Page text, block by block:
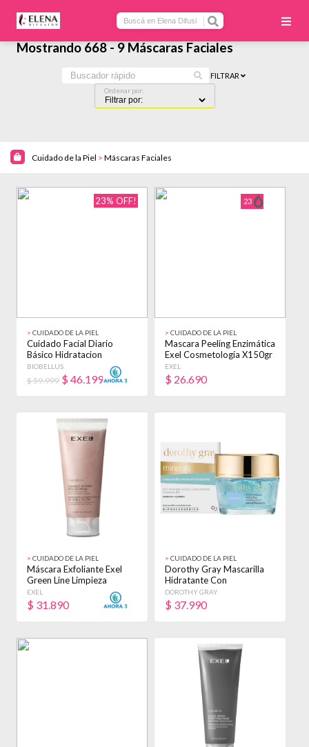
Mostrando 668 - 9 Máscaras Faciales
Ordenar por:
FILTRAR
Cuidado de la Piel > Máscaras Faciales
23% OFF!
> CUIDADO DE LA PIEL
Cuidado Facial Diario
Básico Hidratacion
Biobellus
BIOBELLUS
$ 59.999 $ 46.199
23
> CUIDADO DE LA PIEL
Mascara Peeling Enzimática
Exel Cosmetología X150gr
Todo Tipo De Piel
EXEL
$ 26.690
> CUIDADO DE LA PIEL
Máscara Exfoliante Exel
Green Line Limpieza
Impurezas X100ml Normal
EXEL
$ 31.890
> CUIDADO DE LA PIEL
Dorothy Gray Mascarilla
Hidratante Con
Niacinamida Minerals
Sensible
DOROTHY GRAY
$ 37.990